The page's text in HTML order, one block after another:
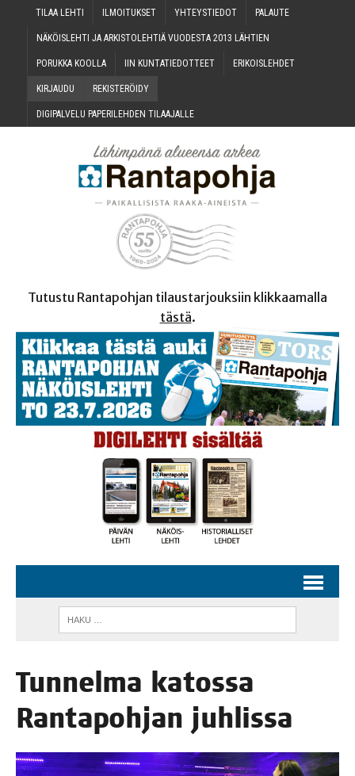
TILAA LEH­TI ILMOI­TUK­SET YHTEYS­TIE­DOT PALAU­TE
NÄKÖIS­LEH­TI JA ARKIS­TO­LEH­TIÄ VUO­DES­TA 2013 LÄHTIEN
PORUK­KA KOOLLA IIN KUN­TA­TIE­DOT­TEET ERI­KOIS­LEH­DET
KIR­JAU­DU REKIS­TE­RÖI­DY
DIGI­PAL­VE­LU PAPE­RI­LEH­DEN TILAAJALLE
Tutustu Rantapohjan tilaustarjouksiin klikkaamalla
tästä.
Tun­nel­ma katos­sa
Ran­ta­poh­jan juhlissa